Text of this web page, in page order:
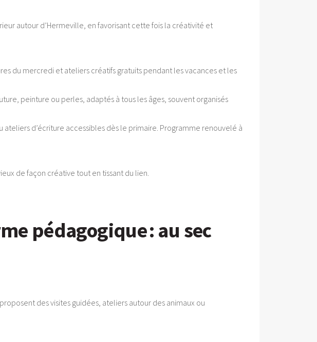
autour d’Hermeville, en favorisant cette fois la créativité et
du mercredi et ateliers créatifs gratuits pendant les vacances et les
peinture ou perles, adaptés à tous les âges, souvent organisés
d’écriture accessibles dès le primaire. Programme renouvelé à
de façon créative tout en tissant du lien.
pédagogique : au sec
des visites guidées, ateliers autour des animaux ou